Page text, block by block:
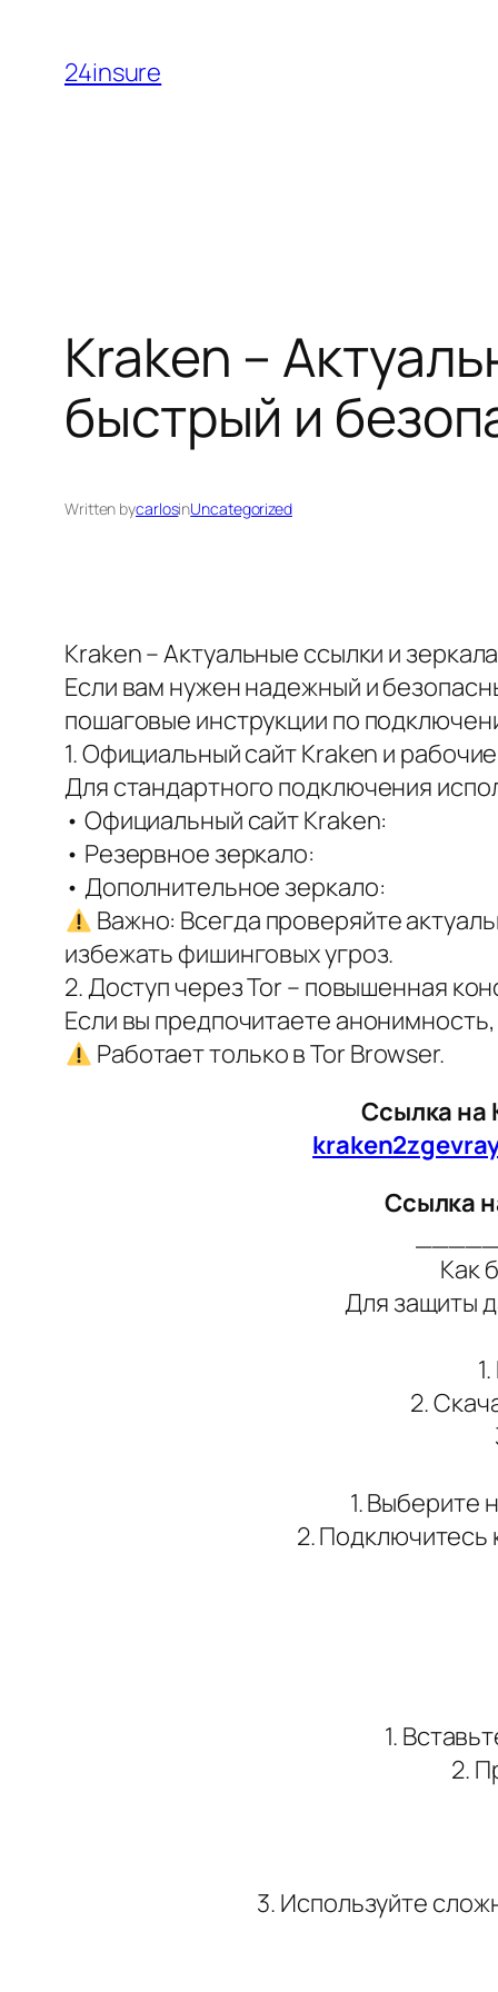
content
24insure
Kraken –
быстрый и
Written bycarlosinUncategorized
Kraken – Актуальные ссылки и
Если вам нужен надежный и
пошаговые инструкции по
1. Официальный сайт Kraken и
Для стандартного подключения
• Официальный сайт Kraken:
• Резервное зеркало:
• Дополнительное зеркало:
Важно: Всегда проверяйте
избежать фишинговых угроз.
2. Доступ через Tor – повышенная
Если вы предпочитаете
Работает только в Tor Browser.
Ссылка на
Ссылка
Как
Для защиты
2.
1. Выберите
2. Подключитесь
1.
2.
3. Используйте